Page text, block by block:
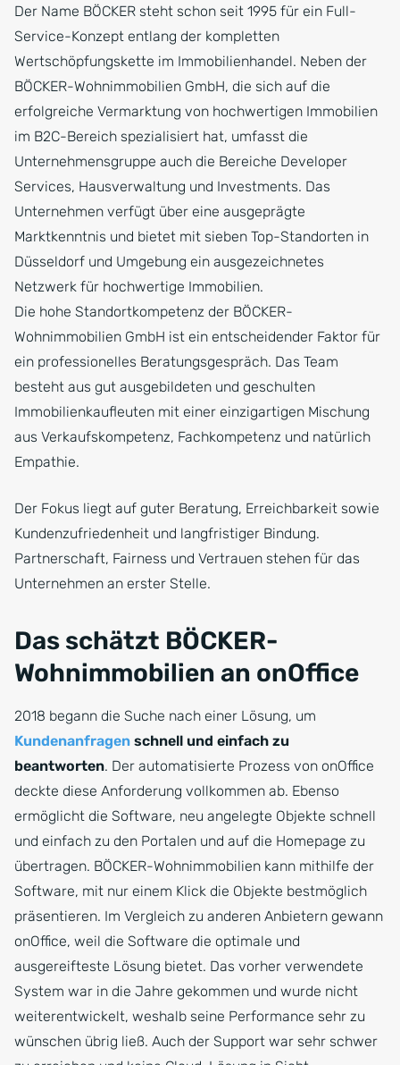
Der Name BÖCKER steht schon seit 1995 für ein Full-
Service-Konzept entlang der kompletten
Wertschöpfungskette im Immobilienhandel. Neben der
BÖCKER-Wohnimmobilien GmbH, die sich auf die
erfolgreiche Vermarktung von hochwertigen Immobilien
im B2C-Bereich spezialisiert hat, umfasst die
Unternehmensgruppe auch die Bereiche Developer
Services, Hausverwaltung und Investments. Das
Unternehmen verfügt über eine ausgeprägte
Marktkenntnis und bietet mit sieben Top-Standorten in
Düsseldorf und Umgebung ein ausgezeichnetes
Netzwerk für hochwertige Immobilien.
Die hohe Standortkompetenz der BÖCKER-
Wohnimmobilien GmbH ist ein entscheidender Faktor für
ein professionelles Beratungsgespräch. Das Team
besteht aus gut ausgebildeten und geschulten
Immobilienkaufleuten mit einer einzigartigen Mischung
aus Verkaufskompetenz, Fachkompetenz und natürlich
Empathie.
Der Fokus liegt auf guter Beratung, Erreichbarkeit sowie
Kundenzufriedenheit und langfristiger Bindung.
Partnerschaft, Fairness und Vertrauen stehen für das
Unternehmen an erster Stelle.
Das schätzt BÖCKER-
Wohnimmobilien an onOffice
2018 begann die Suche nach einer Lösung, um
Kundenanfragen schnell und einfach zu
beantworten. Der automatisierte Prozess von onOffice
deckte diese Anforderung vollkommen ab. Ebenso
ermöglicht die Software, neu angelegte Objekte schnell
und einfach zu den Portalen und auf die Homepage zu
übertragen. BÖCKER-Wohnimmobilien kann mithilfe der
Software, mit nur einem Klick die Objekte bestmöglich
präsentieren. Im Vergleich zu anderen Anbietern gewann
onOffice, weil die Software die optimale und
ausgereifteste Lösung bietet. Das vorher verwendete
System war in die Jahre gekommen und wurde nicht
weiterentwickelt, weshalb seine Performance sehr zu
wünschen übrig ließ. Auch der Support war sehr schwer